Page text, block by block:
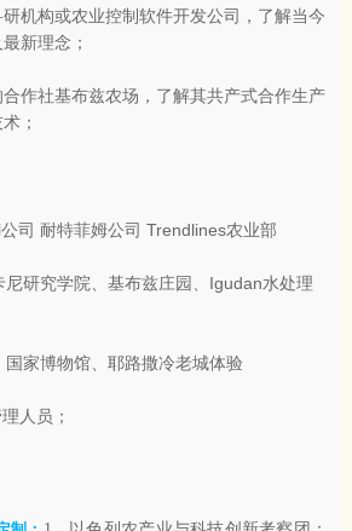
机构或农业控制软件开发公司，了解当今
新理念；
作社基布兹农场，了解其共产式合作生产
；
司 耐特菲姆公司 Trendlines农业部
研究学院、基布兹庄园、Igudan水处理
家博物馆、耶路撒冷老城体验
人员；